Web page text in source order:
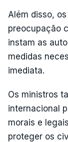
Além disso,
preocupação
instam as
medidas
imediata.
Os ministros
internacional
morais e
proteger os